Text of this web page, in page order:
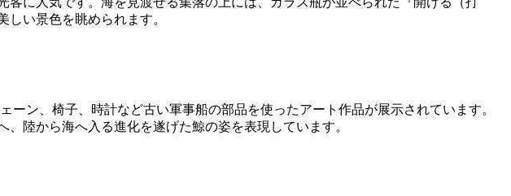
い景色を眺められます。
ン、椅子、時計など古い軍事船の部品を使ったアート作品が展示されています。
陸から海へ入る進化を遂げた鯨の姿を表現しています。